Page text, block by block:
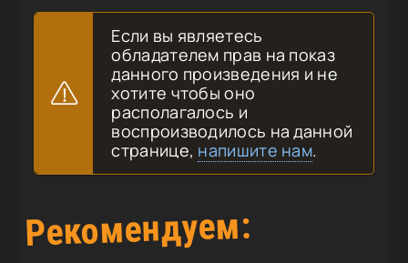
Если вы являетесь
обладателем прав на показ
данного произведения и не
хотите чтобы оно
располагалось и
воспроизводилось на данной
странице, напишите нам.
Рекомендуем: